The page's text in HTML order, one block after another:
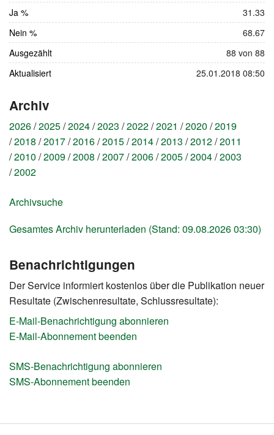
Ja %
31.33
Nein %
68.67
Ausgezählt
88 von 88
Aktualisiert
25.01.2018 08:50
Archiv
2026 2025 2024 2023 2022 2021 2020 2019
2018 2017 2016 2015 2014 2013 2012 2011
2010 2009 2008 2007 2006 2005 2004 2003
2002
Archivsuche
Gesamtes Archiv herunterladen (Stand: 09.08.2026 03:30)
Benachrichtigungen
Der Service informiert kostenlos über die Publikation neuer
Resultate (Zwischenresultate, Schlussresultate):
E-Mail-Benachrichtigung abonnieren
E-Mail-Abonnement beenden
SMS-Benachrichtigung abonnieren
SMS-Abonnement beenden